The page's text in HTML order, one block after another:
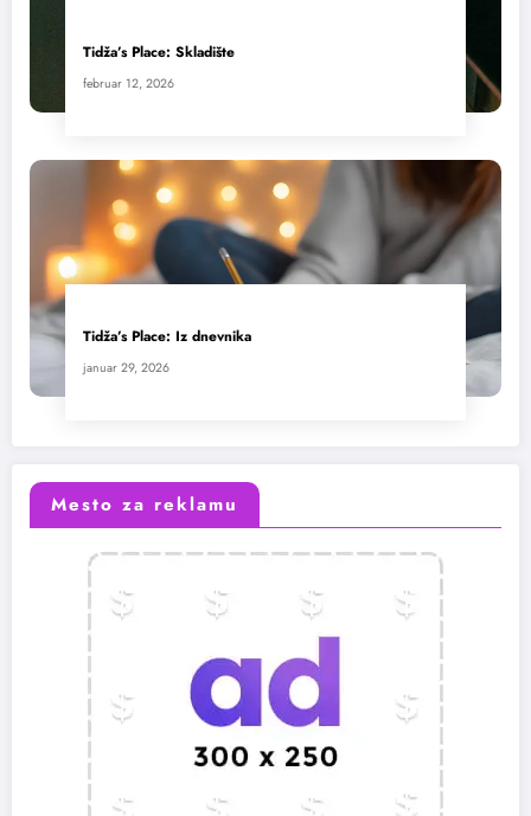
Tidža’s Place: Skladište
februar 12, 2026
Tidža’s Place: Iz dnevnika
januar 29, 2026
Mesto za reklamu